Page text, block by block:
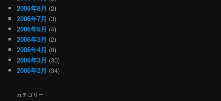
2006年8月 (2)
2006年7月 (3)
2006年6月 (4)
2006年5月 (2)
2006年4月 (8)
2006年3月 (30)
2006年2月 (34)
カテゴリー